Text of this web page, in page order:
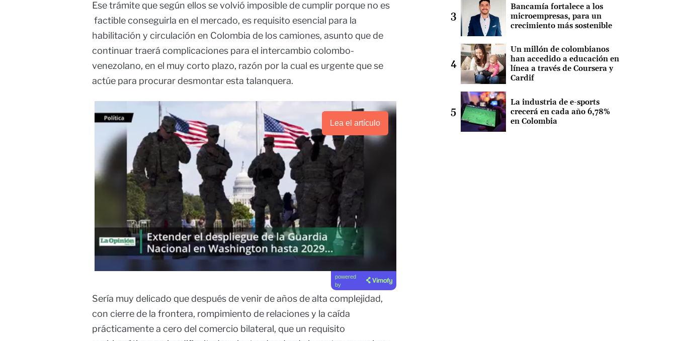
Ese trámite que según ellos se volvió imposible de cumplir porque no es
factible conseguirla en el mercado, es requisito esencial para la
habilitación y circulación en Colombia de los camiones, asunto que de
continuar traerá complicaciones para el intercambio colombo-
venezolano, en el muy corto plazo, razón por la cual es urgente que se
actúe para procurar desmontar esta talanquera.
Lea el artículo
powered
by
Sería muy delicado que después de venir de años de alta complejidad,
con cierre de la frontera, rompimiento de relaciones y la caída
prácticamente a cero del comercio bilateral, que un requisito
Bancamía fortalece a los
microempresas, para un
crecimiento más sostenible
Un millón de colombianos
han accedido a educación en
línea a través de Coursera y
Cardif
La industria de e-sports
crecerá en cada año 6,78%
en Colombia